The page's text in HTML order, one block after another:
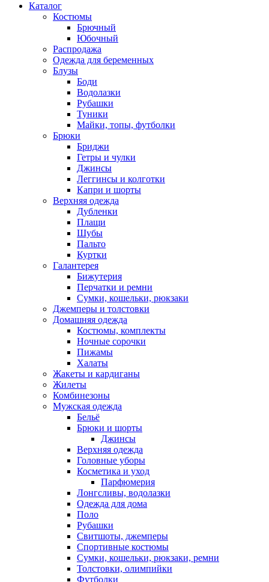
Каталог
Костюмы
Брючный
Юбочный
Распродажа
Одежда для беременных
Блузы
Боди
Водолазки
Рубашки
Туники
Майки, топы, футболки
Брюки
Бриджи
Гетры и чулки
Джинсы
Леггинсы и колготки
Капри и шорты
Верхняя одежда
Дубленки
Плащи
Шубы
Пальто
Куртки
Галантерея
Бижутерия
Перчатки и ремни
Сумки, кошельки, рюкзаки
Джемперы и толстовки
Домашняя одежда
Костюмы, комплекты
Ночные сорочки
Пижамы
Халаты
Жакеты и кардиганы
Жилеты
Комбинезоны
Мужская одежда
Бельё
Брюки и шорты
Джинсы
Верхняя одежда
Головные уборы
Косметика и уход
Парфюмерия
Лонгсливы, водолазки
Одежда для дома
Поло
Рубашки
Свитшоты, джемперы
Спортивные костюмы
Сумки, кошельки, рюкзаки, ремни
Толстовки, олимпийки
Футболки